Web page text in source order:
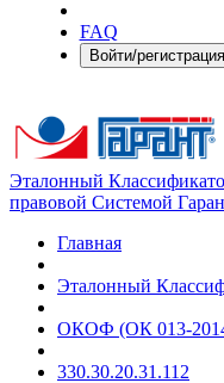
FAQ
Войти/регистрация
Эталонный
правовой Системой
Главная
Эталонный
ОКОФ (ОК 013-
330.30.20.31.112